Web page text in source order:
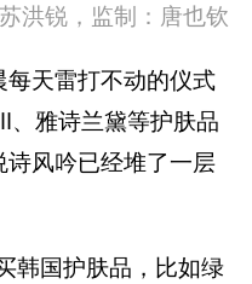
洪锐，监制：唐也钦
天雷打不动的仪式
、雅诗兰黛等护肤品
风吟已经堆了一层
韩国护肤品，比如绿